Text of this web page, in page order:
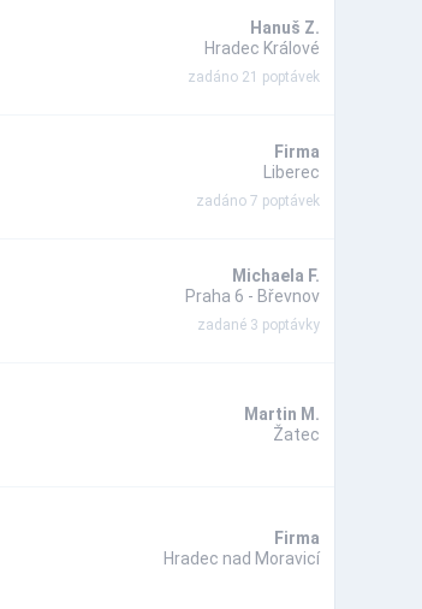
Hanuš Z.
Hradec Králové
zadáno 21 poptávek
Firma
Liberec
zadáno 7 poptávek
Michaela F.
Praha 6 - Břevnov
zadané 3 poptávky
Martin M.
Žatec
Firma
Hradec nad Moravicí